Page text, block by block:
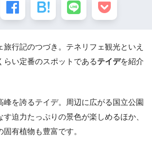
旅行記のつづき。テネリフェ観光といえ
らい定番のスポットであるテイデを紹介
峰を誇るテイデ。周辺に広がる国立公園
す迫力たっぷりの景色が楽しめるほか、
有植物も豊富です。